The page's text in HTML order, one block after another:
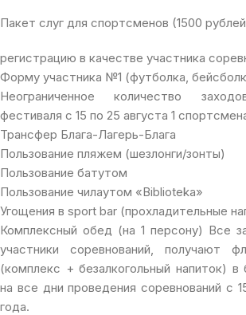
Пакет слуг для спортсменов (1500
регистрацию в качестве участника
Форму участника №1 (футболка,
Неограниченное количество
фестиваля с 15 по 25 августа 1
Трансфер Блага-Лагерь-Блага
Пользование пляжем (шезлонги/зонты)
Пользование батутом
Пользование чилаутом «Biblioteka»
Угощения в sport bar (прохладительные
Комплексный обед (на 1 персону) Все
участники соревнований, получают
(комплекс + безалкогольный напиток) в
на все дни проведения соревнований с
года.